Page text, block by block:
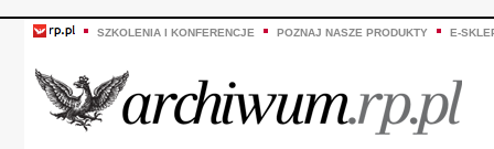
SZKOLENIA I KONFERENCJE POZNAJ NASZE PRODUKTY E-